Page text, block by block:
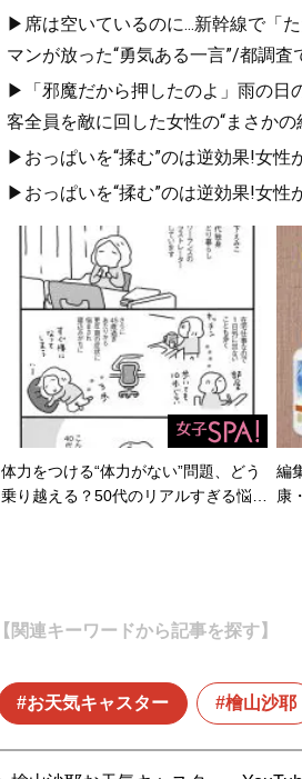
▶席は空いているのに...新幹線で「
マンが放った“勇気ある一言”/都調
▶「邪魔だから押したのよ」雨の日
客全員を敵に回した女性の“まさかの
▶おっぱいを“揉む”のは逆効果!女性
▶おっぱいを“揉む”のは逆効果!女性
体力をつける“体力がない”問題、どう
乗り越える？50代のリアルすぎる悩…
編
康
【関連キーワードから記事を探す】
お天気キャスター 檜山沙耶